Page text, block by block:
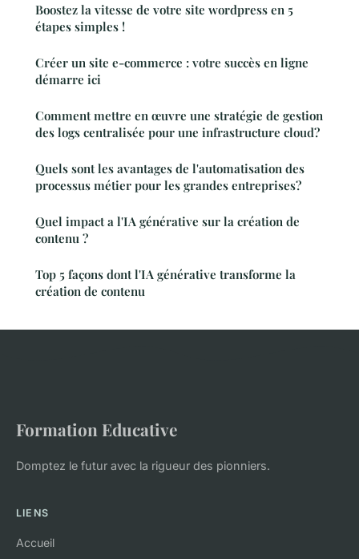
Boostez la vitesse de votre site wordpress en 5
étapes simples !
Créer un site e-commerce : votre succès en ligne
démarre ici
Comment mettre en œuvre une stratégie de gestion
des logs centralisée pour une infrastructure cloud?
Quels sont les avantages de l'automatisation des
processus métier pour les grandes entreprises?
Quel impact a l'IA générative sur la création de
contenu ?
Top 5 façons dont l'IA générative transforme la
création de contenu
Formation Educative
Domptez le futur avec la rigueur des pionniers.
LIENS
Accueil